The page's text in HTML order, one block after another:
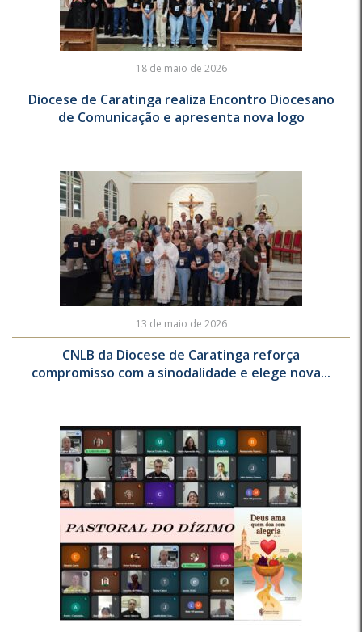
18 de maio de 2026
Diocese de Caratinga realiza Encontro Diocesano
de Comunicação e apresenta nova logo
13 de maio de 2026
CNLB da Diocese de Caratinga reforça
compromisso com a sinodalidade e elege nova...